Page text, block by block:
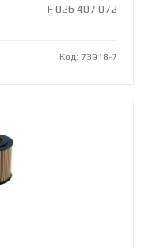
F 026 407 072
Код: 73918-7